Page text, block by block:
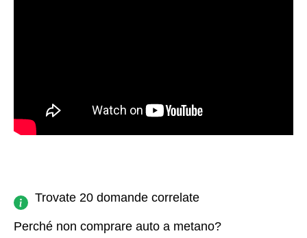
Trovate 20 domande correlate
Perché non comprare auto a metano?